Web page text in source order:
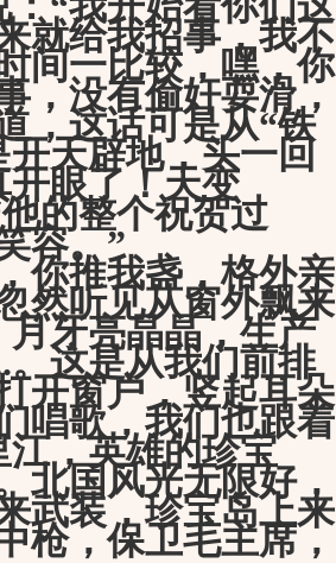
就给我招事，我不
间一比较，嘿，你
，没有偷奸耍滑，
，这话可是从“铁
天辟地，头一回
眼了！天变
的整个祝贺过
容。”
你推我盏，格外亲
然听见从窗外飘来
牙亮晶晶，生产
这是从我们前排
开窗户，竖起耳朵
唱歌，我们也跟着
，英雄的珍宝
北国风光无限好，
武装，珍宝岛上来
枪，保卫毛主席，